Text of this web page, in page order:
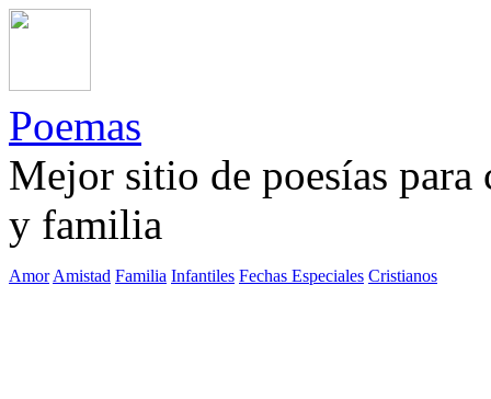
Poemas
Mejor sitio de poesías
y familia
Amor Amistad Familia Infantiles Fechas Especiales Cristianos